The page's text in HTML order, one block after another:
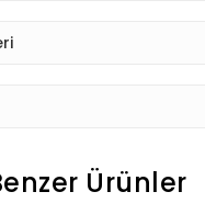
Ürünler